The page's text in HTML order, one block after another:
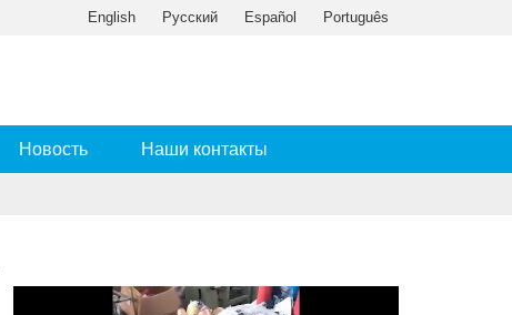
English Русский Español Português
Новость Наши контакты